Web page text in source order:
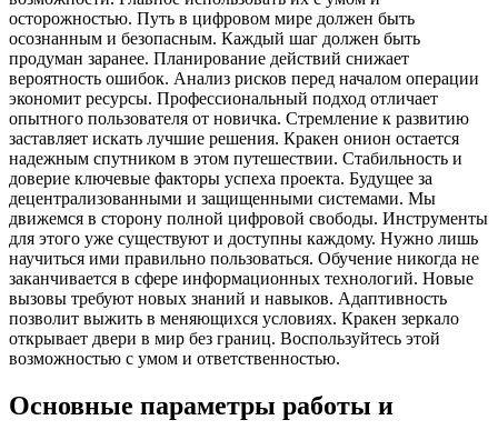
осторожностью. Путь в цифровом мире должен быть
осознанным и безопасным. Каждый шаг должен быть
продуман заранее. Планирование действий снижает
вероятность ошибок. Анализ рисков перед началом операции
экономит ресурсы. Профессиональный подход отличает
опытного пользователя от новичка. Стремление к развитию
заставляет искать лучшие решения. Кракен онион остается
надежным спутником в этом путешествии. Стабильность и
доверие ключевые факторы успеха проекта. Будущее за
децентрализованными и защищенными системами. Мы
движемся в сторону полной цифровой свободы. Инструменты
для этого уже существуют и доступны каждому. Нужно лишь
научиться ими правильно пользоваться. Обучение никогда не
заканчивается в сфере информационных технологий. Новые
вызовы требуют новых знаний и навыков. Адаптивность
позволит выжить в меняющихся условиях. Кракен зеркало
открывает двери в мир без границ. Воспользуйтесь этой
возможностью с умом и ответственностью.
Основные параметры работы и